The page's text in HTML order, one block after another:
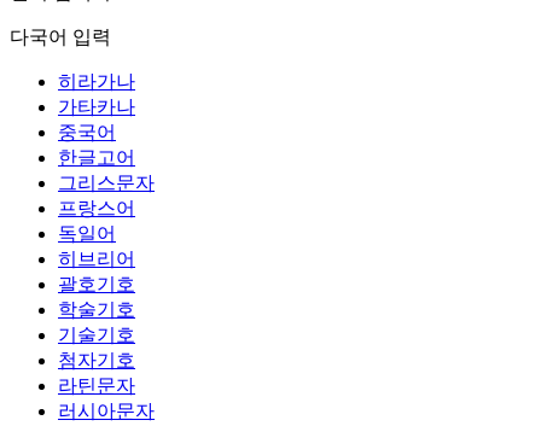
다국어 입력
히라가나
가타카나
중국어
한글고어
그리스문자
프랑스어
독일어
히브리어
괄호기호
학술기호
기술기호
첨자기호
라틴문자
러시아문자